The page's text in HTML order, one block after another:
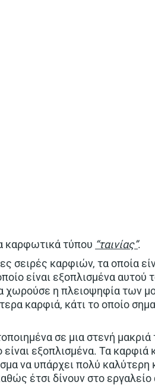
καρφωτικά τύπου “ταινίας”.
σειρές καρφιών, τα οποία
είναι εξοπλισμένα αυτού
χωρούσε η πλειοψηφία των
καρφιά, κάτι το οποίο
σε μια στενή μακριά
εξοπλισμένα. Τα
να υπάρχει πολύ καλύτερη
έτσι δίνουν στο εργαλείο